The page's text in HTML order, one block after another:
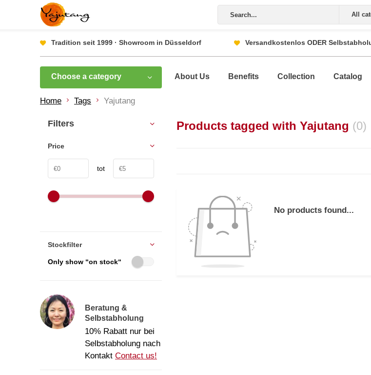
All
Tradition seit 1999 · Showroom in Düsseldorf Versandkostenlos ODER
Choose a category About Us Benefits Collection Catalog
Home Tags Yajutang
Products tagged with Yajutang (0)
No products found...
Filters
Price
tot
Stockfilter
Only show “on stock“
Beratung &
Selbstabholung
10% Rabatt nur bei
Selbstabholung nach
Kontakt Contact us!